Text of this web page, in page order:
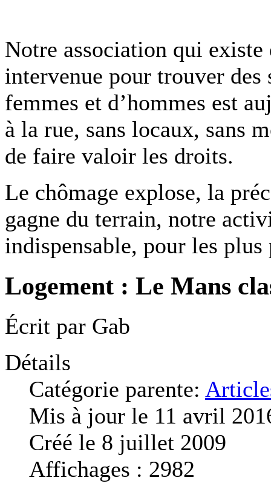
Notre association qui existe
intervenue pour trouver des
femmes et d’hommes est
à la rue, sans locaux, sans
de faire valoir les droits.
Le chômage explose, la
gagne du terrain, notre
indispensable, pour les
Logement : Le Mans
Écrit par Gab
Détails
Catégorie parente:
Mis à jour le 11 avril
Créé le 8 juillet 2009
Affichages : 2982